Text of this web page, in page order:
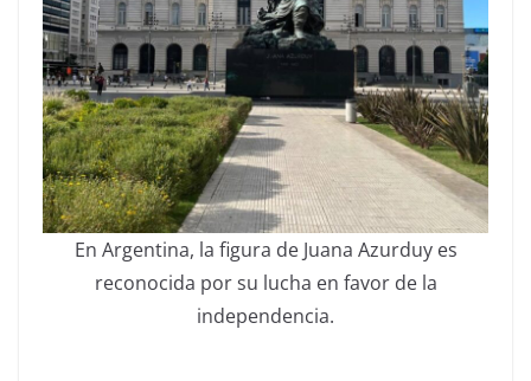
En Argentina, la figura de Juana Azurduy es
reconocida por su lucha en favor de la
independencia.